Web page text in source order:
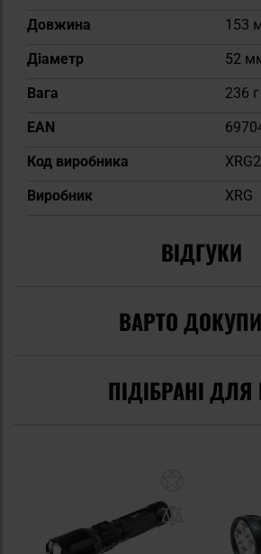
Довжина
153
Діаметр
52
Вага
236 г
EAN
Код виробника
Виробник
XRG
ВІДГУКИ
ВАРТО
ПІДІБРАНІ ДЛЯ